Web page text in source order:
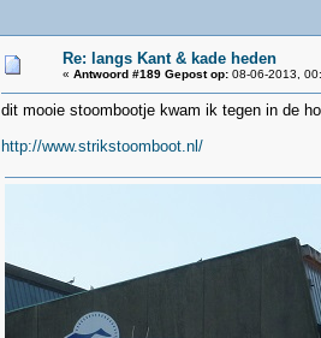
Re: langs Kant & kade heden
« Antwoord #189 Gepost op: 08-06-2013,
dit mooie stoombootje kwam ik tegen in de
http://www.strikstoomboot.nl/